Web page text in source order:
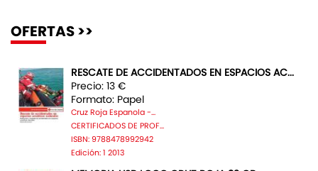
OFERTAS >>
RESCATE DE ACCIDENTADOS EN ESPACIOS AC...
Precio: 13 €
Formato: Papel
Cruz Roja Espanola -...
CERTIFICADOS DE PROF...
ISBN: 9788478992942
Edición: 1 2013